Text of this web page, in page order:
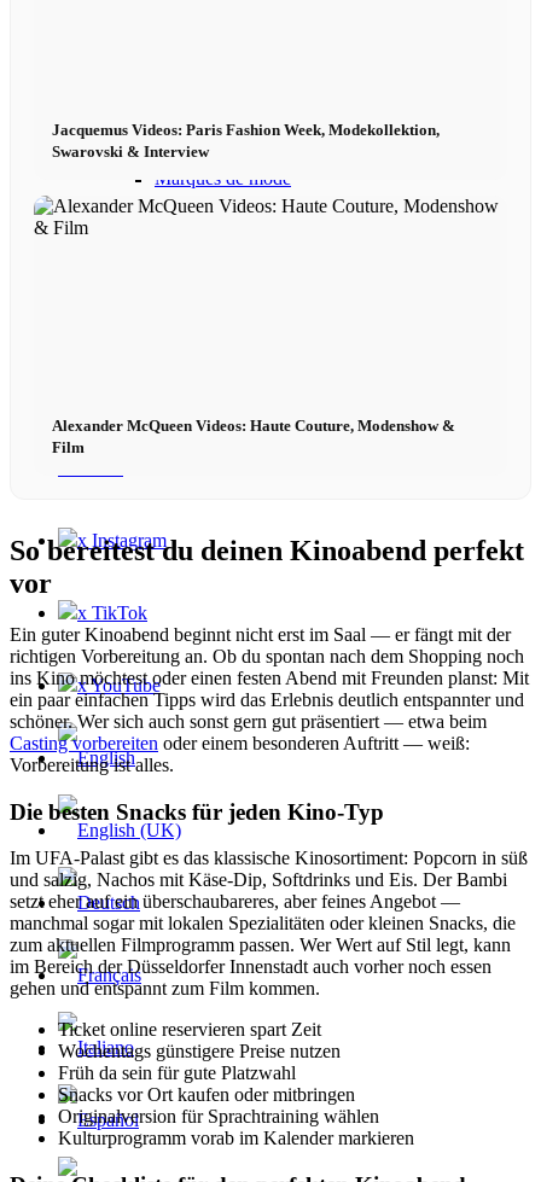
Marques de mode
x Instagram
x TikTok
x YouTube
Jacquemus Videos: Paris Fashion Week, Modekollektion,
Swarovski & Interview
Alexander McQueen Videos: Haute Couture, Modenshow &
Film
So bereitest du deinen Kinoabend perfekt
vor
Ein guter Kinoabend beginnt nicht erst im Saal — er fängt mit der
richtigen Vorbereitung an. Ob du spontan nach dem Shopping noch
ins Kino möchtest oder einen festen Abend mit Freunden planst: Mit
ein paar einfachen Tipps wird das Erlebnis deutlich entspannter und
schöner. Wer sich auch sonst gern gut präsentiert — etwa beim
Casting vorbereiten oder einem besonderen Auftritt — weiß:
Vorbereitung ist alles.
Die besten Snacks für jeden Kino-Typ
Im UFA-Palast gibt es das klassische Kinosortiment: Popcorn in süß
und salzig, Nachos mit Käse-Dip, Softdrinks und Eis. Der Bambi
setzt eher auf ein überschaubareres, aber feines Angebot —
manchmal sogar mit lokalen Spezialitäten oder kleinen Snacks, die
zum aktuellen Filmprogramm passen. Wer Wert auf Stil legt, kann
im Bereich der Düsseldorfer Innenstadt auch vorher noch essen
gehen und entspannt zum Film kommen.
Ticket online reservieren spart Zeit
Wochentags günstigere Preise nutzen
Früh da sein für gute Platzwahl
Snacks vor Ort kaufen oder mitbringen
Originalversion für Sprachtraining wählen
Kulturprogramm vorab im Kalender markieren